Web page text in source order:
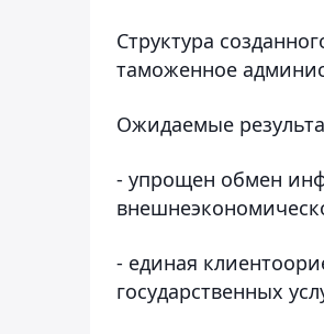
Структура
таможенное
Ожидаемые
- упрощен обмен
- единая
государственных